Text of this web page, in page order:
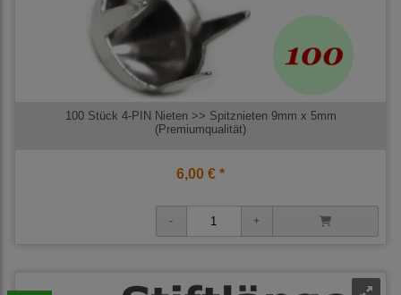
100 Stück 4-PIN Nieten >> Spitznieten 9mm x 5mm
(Premiumqualität)
6,00 € *